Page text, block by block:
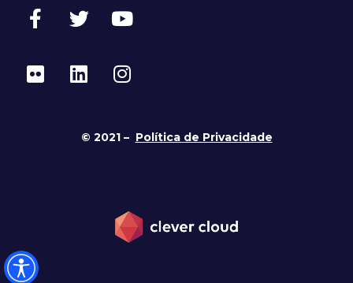
© 2021 – Política de Privacidade